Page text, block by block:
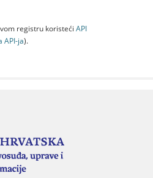
registru koristeći API
API-jа).